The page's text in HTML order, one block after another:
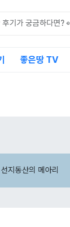
좋은땅 TV
지동산의 메아리